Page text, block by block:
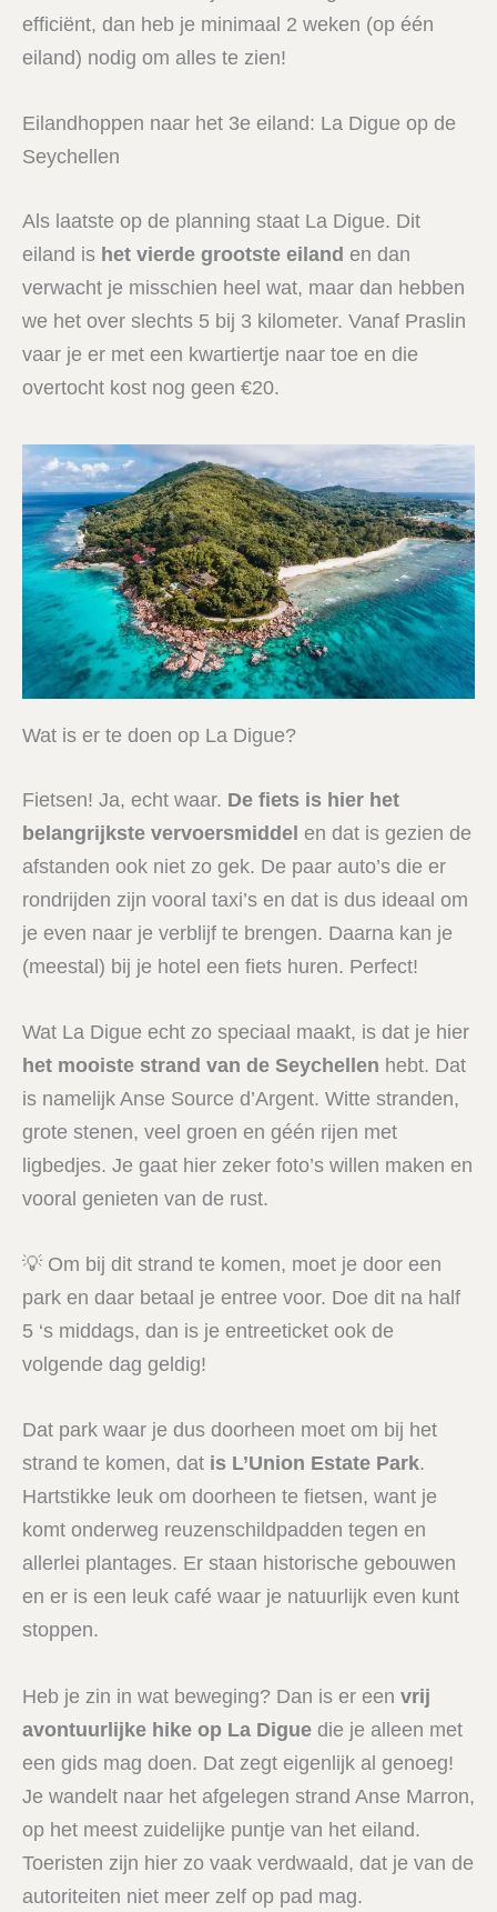
efficiënt, dan heb je minimaal 2 weken (op één
eiland) nodig om alles te zien!
Eilandhoppen naar het 3e eiland: La Digue op de
Seychellen
Als laatste op de planning staat La Digue. Dit
eiland is het vierde grootste eiland en dan
verwacht je misschien heel wat, maar dan hebben
we het over slechts 5 bij 3 kilometer. Vanaf Praslin
vaar je er met een kwartiertje naar toe en die
overtocht kost nog geen €20.
Wat is er te doen op La Digue?
Fietsen! Ja, echt waar. De fiets is hier het
belangrijkste vervoersmiddel en dat is gezien de
afstanden ook niet zo gek. De paar auto’s die er
rondrijden zijn vooral taxi’s en dat is dus ideaal om
je even naar je verblijf te brengen. Daarna kan je
(meestal) bij je hotel een fiets huren. Perfect!
Wat La Digue echt zo speciaal maakt, is dat je hier
het mooiste strand van de Seychellen hebt. Dat
is namelijk Anse Source d’Argent. Witte stranden,
grote stenen, veel groen en géén rijen met
ligbedjes. Je gaat hier zeker foto’s willen maken en
vooral genieten van de rust.
💡 Om bij dit strand te komen, moet je door een
park en daar betaal je entree voor. Doe dit na half
5 ‘s middags, dan is je entreeticket ook de
volgende dag geldig!
Dat park waar je dus doorheen moet om bij het
strand te komen, dat is L’Union Estate Park.
Hartstikke leuk om doorheen te fietsen, want je
komt onderweg reuzenschildpadden tegen en
allerlei plantages. Er staan historische gebouwen
en er is een leuk café waar je natuurlijk even kunt
stoppen.
Heb je zin in wat beweging? Dan is er een vrij
avontuurlijke hike op La Digue die je alleen met
een gids mag doen. Dat zegt eigenlijk al genoeg!
Je wandelt naar het afgelegen strand Anse Marron,
op het meest zuidelijke puntje van het eiland.
Toeristen zijn hier zo vaak verdwaald, dat je van de
autoriteiten niet meer zelf op pad mag.